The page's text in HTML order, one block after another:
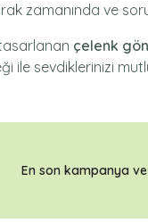
zamanında ve
çelenk
ile sevdiklerinizi
En son kampanya ve